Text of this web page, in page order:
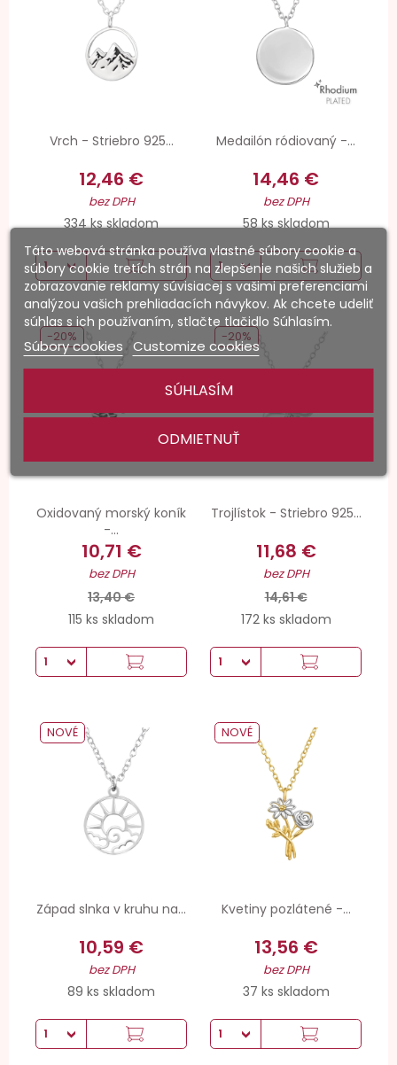
Vrch - Striebro 925...
12,46 €
bez DPH
334 ks skladom
Medailón ródiovaný -...
14,46 €
bez DPH
58 ks skladom
Oxidovaný morský koník
-...
10,71 €
bez DPH
13,40 €
115 ks skladom
-20%
Trojlístok - Striebro 925...
11,68 €
bez DPH
14,61 €
172 ks skladom
-20%
Západ slnka v kruhu na...
10,59 €
bez DPH
89 ks skladom
NOVÉ
Kvetiny pozlátené -...
13,56 €
bez DPH
37 ks skladom
NOVÉ
Táto webová stránka používa vlastné súbory cookie a
súbory cookie tretích strán na zlepšenie našich služieb a
zobrazovanie reklamy súvisiacej s vašimi preferenciami
analýzou vašich prehliadacích návykov. Ak chcete udeliť
súhlas s ich používaním, stlačte tlačidlo Súhlasím.
Súbory cookies Customize cookies
ODMIETNUŤ
SÚHLASÍM